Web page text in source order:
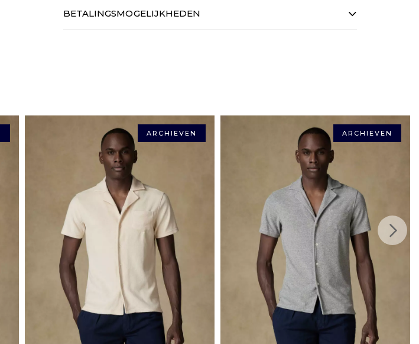
Wij garanderen het hele jaar door een verzending binnen 48 uur van uw bestelling
vanuit ons magazijn. De levertijd wordt vervolgens precies door de vervoerder
LEVERING
Mondial relay in Frankrijk (vasteland): € 4,50
Colissimo thuislevering in Frankrijk (vasteland): € 10,50
Chonopost Express thuisbezorging in Europees Frankrijk: € 16,04
Mondial Relay in Europa: vanaf € 6,33
Chronopost thuisbezorging in het Schengengebied: € 12,65
DHL Express in Europa: vanaf € 19,23
DHL rest van de wereld: vanaf € 35,11
BETALINGSMOGELIJKHEDEN
Betaal in 3 of 4* termijnen vanaf €150 met
*Er zijn servicekosten van toepassing.
ARCHIEVEN ARCHIEVEN